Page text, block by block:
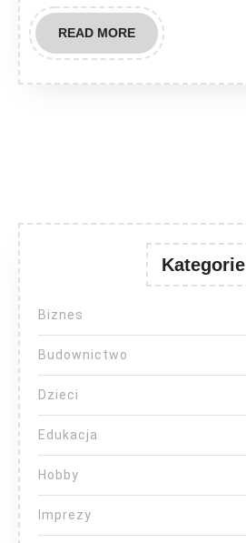
READ MOREREAD
MORE
Kategorie
Biznes
Budownictwo
Dzieci
Edukacja
Hobby
Imprezy